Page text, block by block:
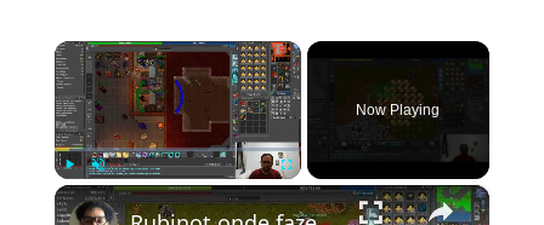
×
Play Unmute Fullscreen
Now Playing
×